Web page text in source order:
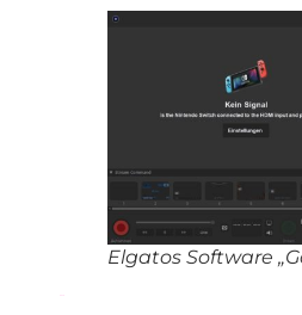
Elgatos Software